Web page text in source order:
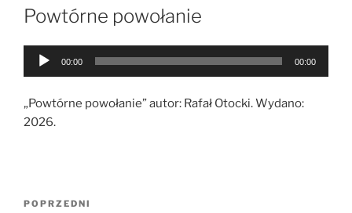
Powtórne powołanie
Odtwarzacz
00:00 00:00
„Powtórne powołanie” autor: Rafał Otocki. Wydano:
2026.
Poprzedni
POPRZEDNI